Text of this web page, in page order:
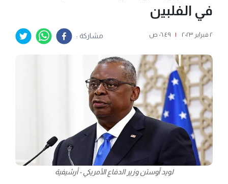
في الفلبين
٢ فبراير ٢٠٢٣ | ٠٦:٤٩ ص مشاركة :
لويد أوستن وزير الدفاع الأمريكي - أرشيفية